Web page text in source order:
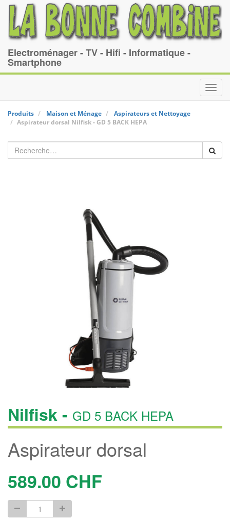
Electroménager - TV - Hifi - Informatique -
Smartphone
Produits Maison et Ménage
Aspirateurs et Nettoyage
Aspirateur dorsal Nilfisk- GD 5 BACK HEPA
Nilfisk - GD 5 BACK HEPA
Aspirateur dorsal
589.00 CHF